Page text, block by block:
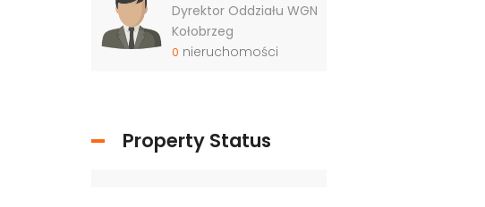
Dyrektor Oddziału WGN
Kołobrzeg
0 nieruchomości
Property Status